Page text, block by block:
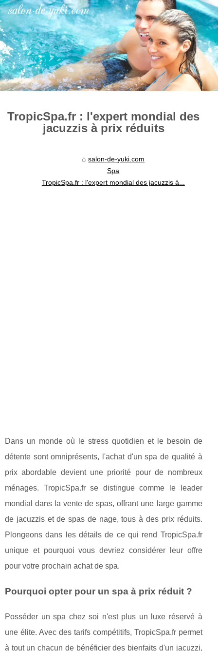
TropicSpa.fr : l'expert mondial des
jacuzzis à prix réduits
salon-de-yuki.com
Spa
TropicSpa.fr : l'expert mondial des jacuzzis à...
Dans un monde où le stress quotidien et le besoin de
détente sont omniprésents, l'achat d'un spa de qualité à
prix abordable devient une priorité pour de nombreux
ménages. TropicSpa.fr se distingue comme le leader
mondial dans la vente de spas, offrant une large gamme
de jacuzzis et de spas de nage, tous à des prix réduits.
Plongeons dans les détails de ce qui rend TropicSpa.fr
unique et pourquoi vous devriez considérer leur offre
pour votre prochain achat de spa.
Pourquoi opter pour un spa à prix réduit ?
Posséder un spa chez soi n'est plus un luxe réservé à
une élite. Avec des tarifs compétitifs, TropicSpa.fr permet
à tout un chacun de bénéficier des bienfaits d'un jacuzzi,